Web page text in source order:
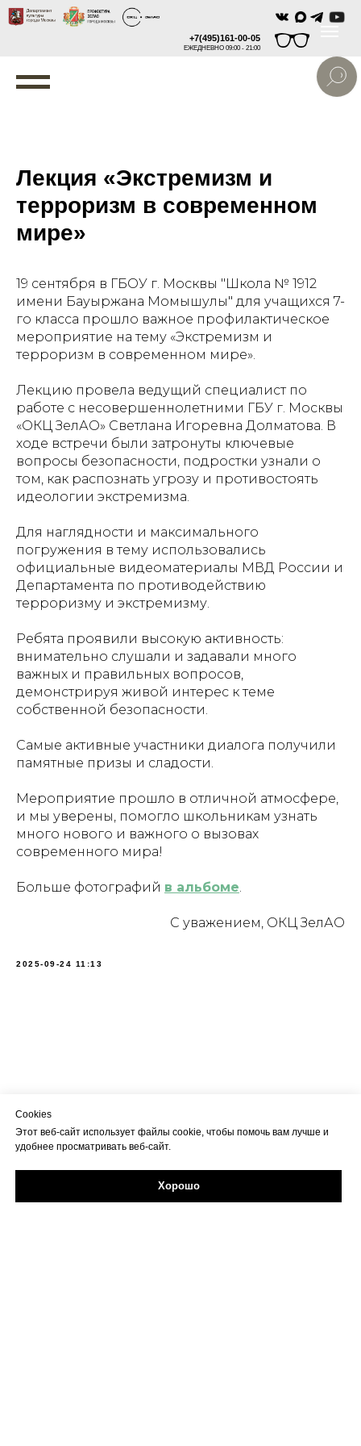
+7(495)161-00-05
ЕЖЕДНЕВНО 09:00 - 21:00
Задайте свой вопрос в Max
Лекция «Экстремизм и
терроризм в современном
мире»
19 сентября в ГБОУ г. Москвы "Школа № 1912
имени Бауыржана Момышулы" для учащихся 7-
го класса прошло важное профилактическое
мероприятие на тему «Экстремизм и
терроризм в современном мире».
Лекцию провела ведущий специалист по
работе с несовершеннолетними ГБУ г. Москвы
«ОКЦ ЗелАО» Светлана Игоревна Долматова. В
ходе встречи были затронуты ключевые
вопросы безопасности, подростки узнали о
том, как распознать угрозу и противостоять
идеологии экстремизма.
Для наглядности и максимального
погружения в тему использовались
официальные видеоматериалы МВД России и
Департамента по противодействию
терроризму и экстремизму.
Ребята проявили высокую активность:
внимательно слушали и задавали много
важных и правильных вопросов,
демонстрируя живой интерес к теме
собственной безопасности.
Самые активные участники диалога получили
памятные призы и сладости.
Мероприятие прошло в отличной атмосфере,
и мы уверены, помогло школьникам узнать
много нового и важного о вызовах
современного мира!
Больше фотографий в альбоме.
С уважением, ОКЦ ЗелАО
2025-09-24 11:13
Cookies
Этот веб-сайт использует файлы cookie, чтобы помочь вам лучше и
удобнее просматривать веб-сайт.
Хорошо